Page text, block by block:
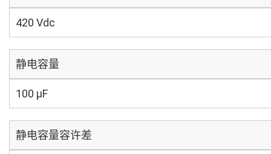
420 Vdc
静电容量
100 µF
静电容量容许差